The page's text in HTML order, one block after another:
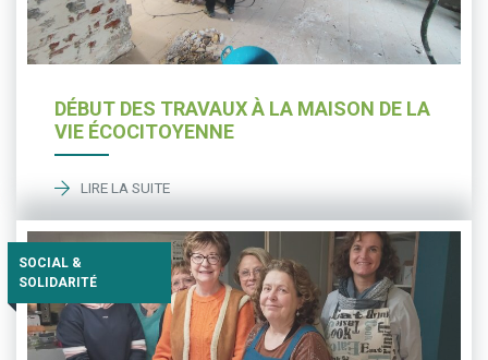
DÉBUT DES TRAVAUX À LA MAISON DE LA
VIE ÉCOCITOYENNE
LIRE LA SUITE
SOCIAL &
SOLIDARITÉ